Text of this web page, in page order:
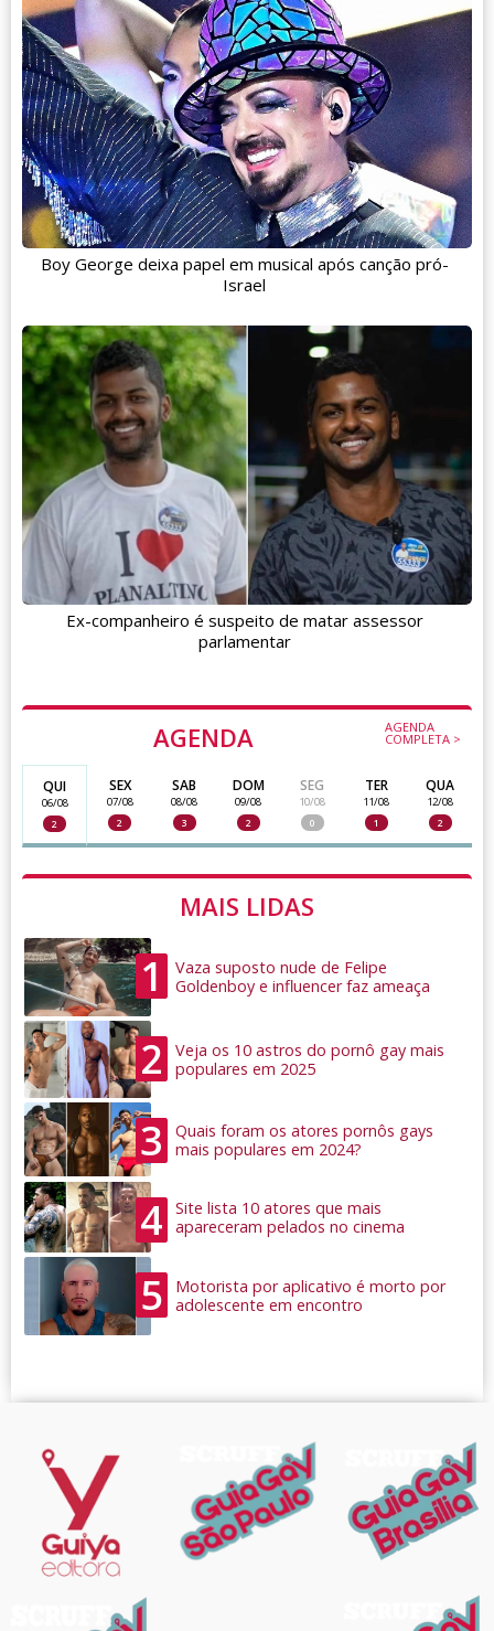
AGENDA AGENDA
COMPLETA >
QUI
06/08
2
SEX
07/08
2
SAB
08/08
3
DOM
09/08
2
SEG
10/08
0
TER
11/08
1
QUA
12/08
2
MAIS LIDAS
1
Vaza suposto nude de Felipe
Goldenboy e influencer faz ameaça
2
Veja os 10 astros do pornô gay mais
populares em 2025
3
Quais foram os atores pornôs gays
mais populares em 2024?
4
Site lista 10 atores que mais
apareceram pelados no cinema
5
Motorista por aplicativo é morto por
adolescente em encontro
Boy George deixa papel em musical após canção pró-
Israel
Ex-companheiro é suspeito de matar assessor
parlamentar